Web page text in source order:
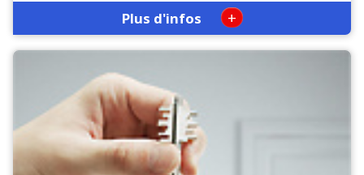
Plus d'infos +